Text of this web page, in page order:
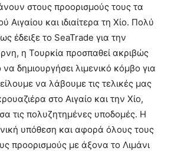
στους προορισμούς τους τα
Αιγαίου και ιδιαίτερα τη Χίο. Πολύ
έδειξε το SeaTrade για την
η Τουρκία προσπαθεί ακριβώς
δημιουργήσει λιμενικό κόμβο για
να λάβουμε τις τελικές μας
στο Αιγαίο και την Χίο,
τις πολυζητημένες υποδομές. Η
υπόθεση και αφορά όλους τους
προορισμούς με άξονα το Λιμάνι